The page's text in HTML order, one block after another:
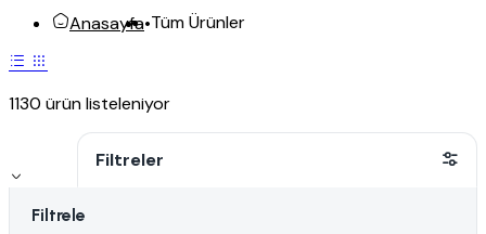
Anasayfa•Tüm Ürünler
1130 ürün listeleniyor
Filtreler
Filtrele